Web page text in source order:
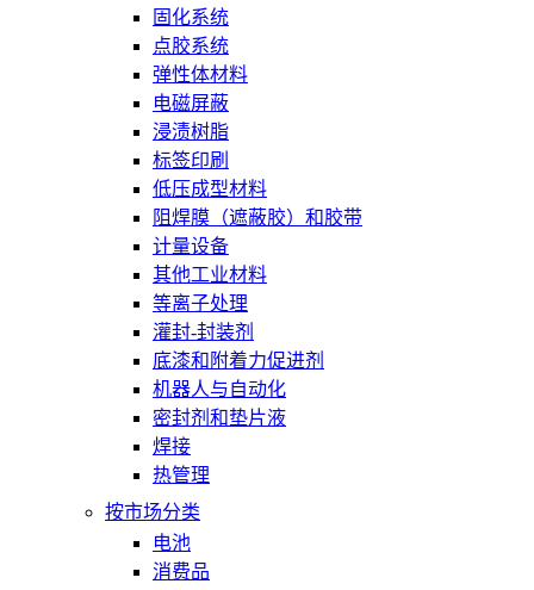
固化系统
点胶系统
弹性体材料
电磁屏蔽
浸渍树脂
标签印刷
低压成型材料
阻焊膜（遮蔽胶）和胶带
计量设备
其他工业材料
等离子处理
灌封-封装剂
底漆和附着力促进剂
机器人与自动化
密封剂和垫片液
焊接
热管理
按市场分类
电池
消费品